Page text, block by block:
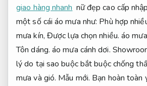
giao hàng nhanh nữ đẹp cao cấp
một số cái áo mưa như: Phù hợp
mưa kín, Được lựa chọn nhiều. áo
Tôn dáng. áo mưa cánh dơi.
lý do tại sao buộc bắt buộc chống
mưa và gió. Mẫu mới. Bạn hoàn toàn